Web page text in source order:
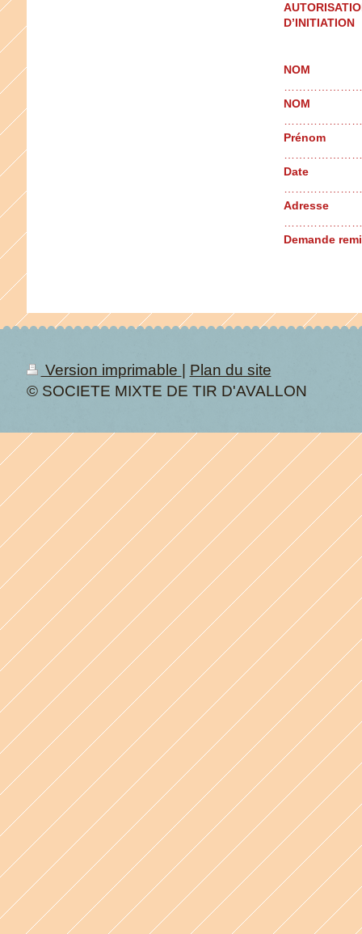
D’INITIATION
Demande
Version imprimable
Plan du site
© SOCIETE MIXTE DE TIR D'AVALLON